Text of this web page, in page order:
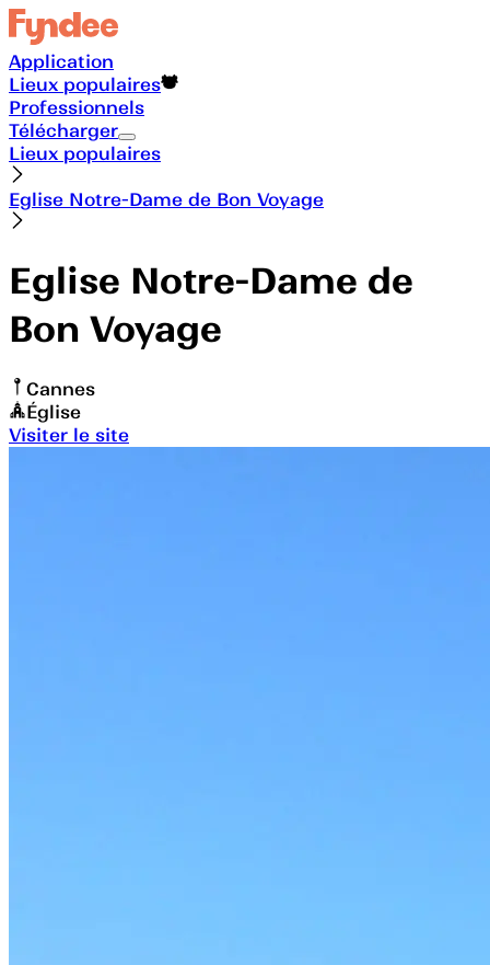
Application
Lieux populaires
Professionnels
Télécharger
Lieux populaires
Eglise Notre-Dame de Bon Voyage
Eglise Notre-Dame de
Bon Voyage
Cannes
Église
Visiter le site